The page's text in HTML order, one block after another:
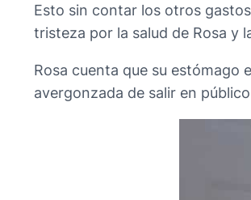
Esto sin contar los otros
tristeza por la salud de Rosa y
Rosa cuenta que su estómago
avergonzada de salir en